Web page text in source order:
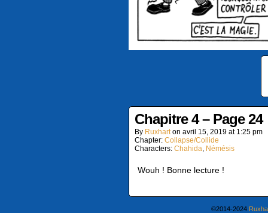
Chapitre 4 – Page 24
By Ruxhart on avril 15, 2019 at 1:25 pm
Chapter: Collapse/Collide
Characters: Chahida, Némésis
Wouh ! Bonne lecture !
©2014-2024